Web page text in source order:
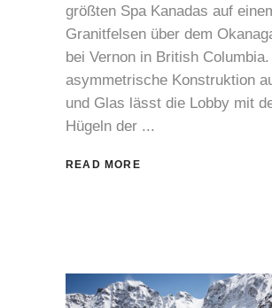
größten Spa Kanadas auf
Granitfelsen über dem
bei Vernon in British
asymmetrische Konstruktion
und Glas lässt die Lobby mit
Hügeln der
READ MORE